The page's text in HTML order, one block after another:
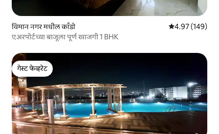
विमान नगर मधील काँडो 5 पैकी 4.97
4.97 (149)
एअरपोर्टच्या बाजूला पूर्ण खाजगी 1 BHK
गेस्ट फेव्हरेट
गेस्ट फेव्हरेट